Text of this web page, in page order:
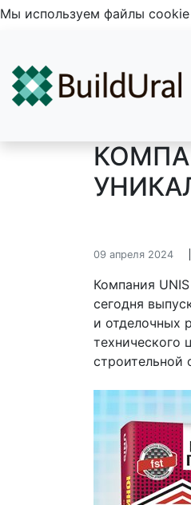
Мы используем файлы cookie
09 апреля 2024
Компания
сегодня
и отделочных
технического
строительной